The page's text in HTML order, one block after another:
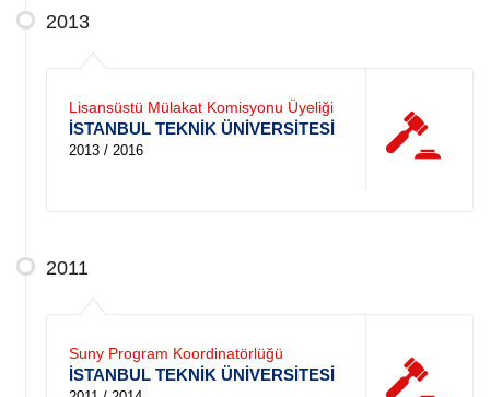
2013
Lisansüstü Mülakat Komisyonu Üyeliği
İSTANBUL TEKNİK ÜNİVERSİTESİ
2013 / 2016
2011
Suny Program Koordinatörlüğü
İSTANBUL TEKNİK ÜNİVERSİTESİ